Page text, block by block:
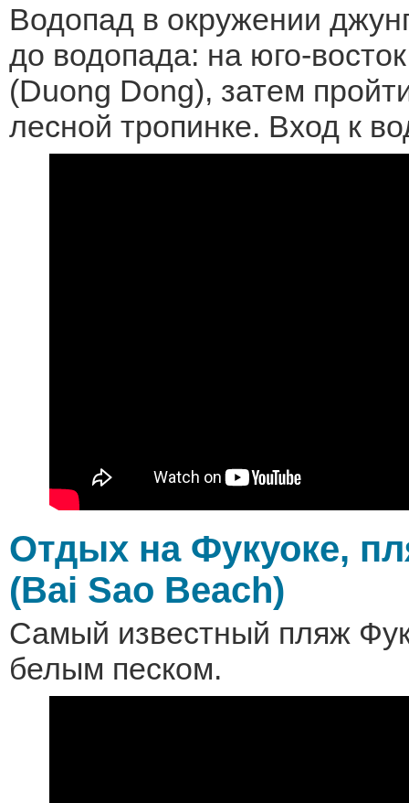
Водопад в окружении
до водопада: на юго-
(Duong Dong), затем
лесной тропинке. Вход к
Отдых на Фукуоке,
(Bai Sao Beach)
Самый известный пляж
белым песком.